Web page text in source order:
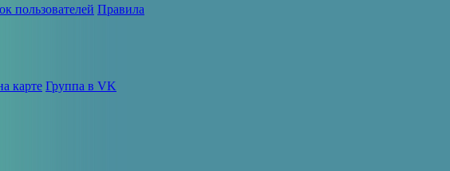
пользователей Правила
карте Группа в VK